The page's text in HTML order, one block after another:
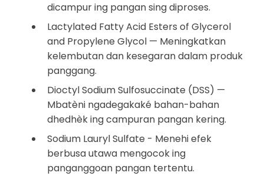
dicampur ing pangan sing diproses.
Lactylated Fatty Acid Esters of Glycerol
and Propylene Glycol — Meningkatkan
kelembutan dan kesegaran dalam produk
panggang.
Dioctyl Sodium Sulfosuccinate (DSS) —
Mbatèni ngadegakaké bahan-bahan
dhedhèk ing campuran pangan kering.
Sodium Lauryl Sulfate - Menehi efek
berbusa utawa mengocok ing
panganggoan pangan tertentu.